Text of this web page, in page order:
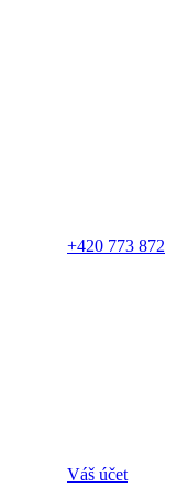
+420 773 872
Váš účet